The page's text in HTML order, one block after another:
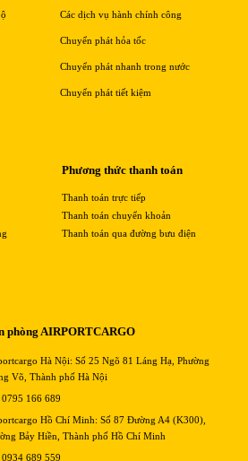
Các dịch vụ hành chính công
Chuyển phát hỏa tốc
Chuyển phát nhanh trong nước
Chuyển phát tiết kiệm
Phương thức thanh toán
Thanh toán trực tiếp
Thanh toán chuyển khoản
Thanh toán qua đường bưu điện
phòng AIRPORTCARGO
Hà Nội: Số 25 Ngõ 81 Láng Hạ, Phường
Võ, Thành phố Hà Nội
0795 166 689
Hồ Chí Minh: Số 87 Đường A4 (K300),
Bảy Hiền, Thành phố Hồ Chí Minh
0934 689 559